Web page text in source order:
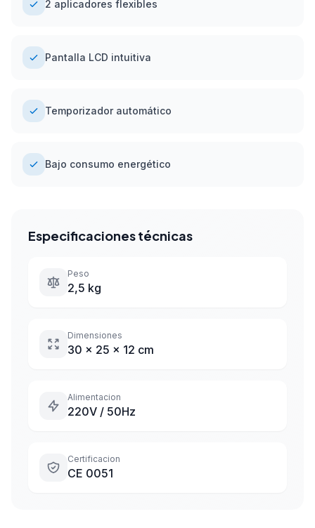
2 aplicadores flexibles
Pantalla LCD intuitiva
Temporizador automático
Bajo consumo energético
Especificaciones técnicas
Peso
2,5 kg
Dimensiones
30 x 25 x 12 cm
Alimentacion
220V / 50Hz
Certificacion
CE 0051